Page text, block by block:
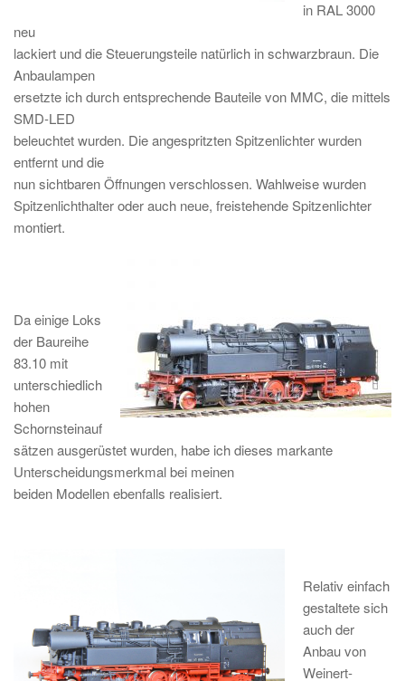
in RAL 3000
neu
lackiert und die Steuerungsteile natürlich in schwarzbraun. Die
Anbaulampen
ersetzte ich durch entsprechende Bauteile von MMC, die mittels
SMD-LED
beleuchtet wurden. Die angespritzten Spitzenlichter wurden
entfernt und die
nun sichtbaren Öffnungen verschlossen. Wahlweise wurden
Spitzenlichthalteroder auch neue, freistehende Spitzenlichter
montiert.
Da einige Loks
der Baureihe
83.10 mit
unterschiedlich
hohen
Schornsteinauf
sätzen ausgerüstetwurden, habe ich dieses markante
Unterscheidungsmerkmal bei meinen
beiden Modellen ebenfalls realisiert.
Relativ einfach
gestaltete sich
auch der
Anbau von
Weinert-